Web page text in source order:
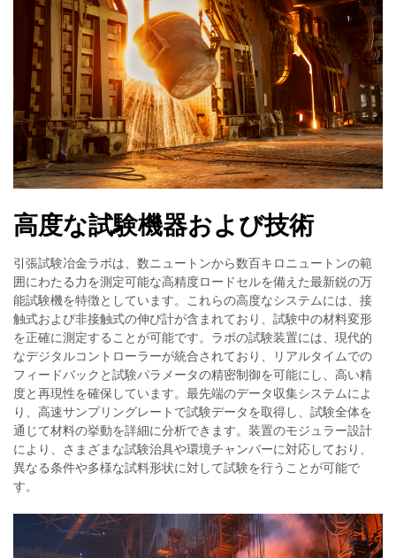
高度な試験機器および技術
引張試験冶金ラボは、数ニュートンから数百キロニュートンの範
囲にわたる力を測定可能な高精度ロードセルを備えた最新鋭の万
能試験機を特徴としています。これらの高度なシステムには、接
触式および非接触式の伸び計が含まれており、試験中の材料変形
を正確に測定することが可能です。ラボの試験装置には、現代的
なデジタルコントローラーが統合されており、リアルタイムでの
フィードバックと試験パラメータの精密制御を可能にし、高い精
度と再現性を確保しています。最先端のデータ収集システムによ
り、高速サンプリングレートで試験データを取得し、試験全体を
通じて材料の挙動を詳細に分析できます。装置のモジュラー設計
により、さまざまな試験治具や環境チャンバーに対応しており、
異なる条件や多様な試料形状に対して試験を行うことが可能で
す。